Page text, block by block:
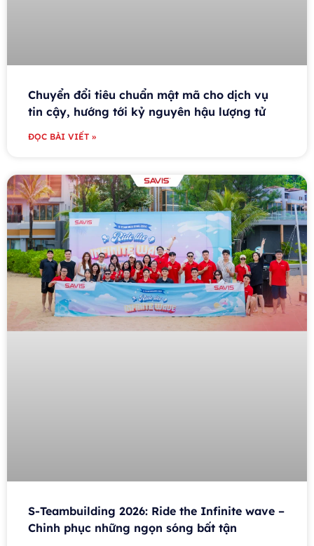
Chuyển đổi tiêu chuẩn mật mã cho dịch vụ
tin cậy, hướng tới kỷ nguyên hậu lượng tử
ĐỌC BÀI VIẾT »
S-Teambuilding 2026: Ride the Infinite wave –
Chinh phục những ngọn sóng bất tận